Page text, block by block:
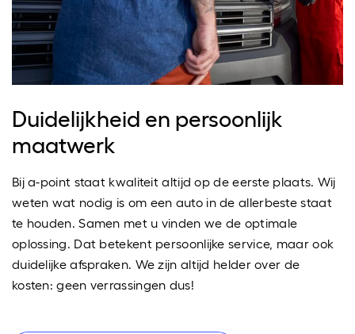
Duidelijkheid en persoonlijk
maatwerk
Bij a-point staat kwaliteit altijd op de eerste plaats. Wij
weten wat nodig is om een auto in de allerbeste staat
te houden. Samen met u vinden we de optimale
oplossing. Dat betekent persoonlijke service, maar ook
duidelijke afspraken. We zijn altijd helder over de
kosten: geen verrassingen dus!